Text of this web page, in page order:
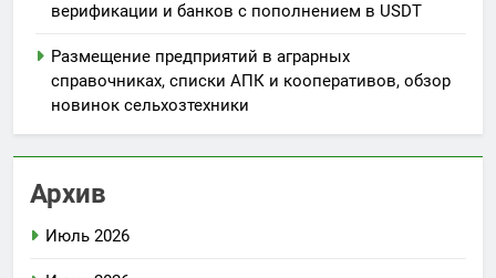
верификации и банков с пополнением в USDT
Размещение предприятий в аграрных
справочниках, списки АПК и кооперативов, обзор
новинок сельхозтехники
Архив
Июль 2026